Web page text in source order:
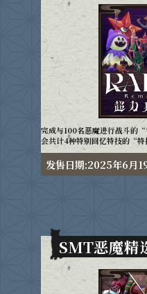
完成与100名恶魔进行战斗的
会共计4种特别回忆特技的“特
发售日期:2025年6月
SMT恶魔精